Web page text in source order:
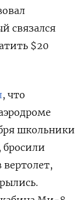
связался
$20
, что
школьники